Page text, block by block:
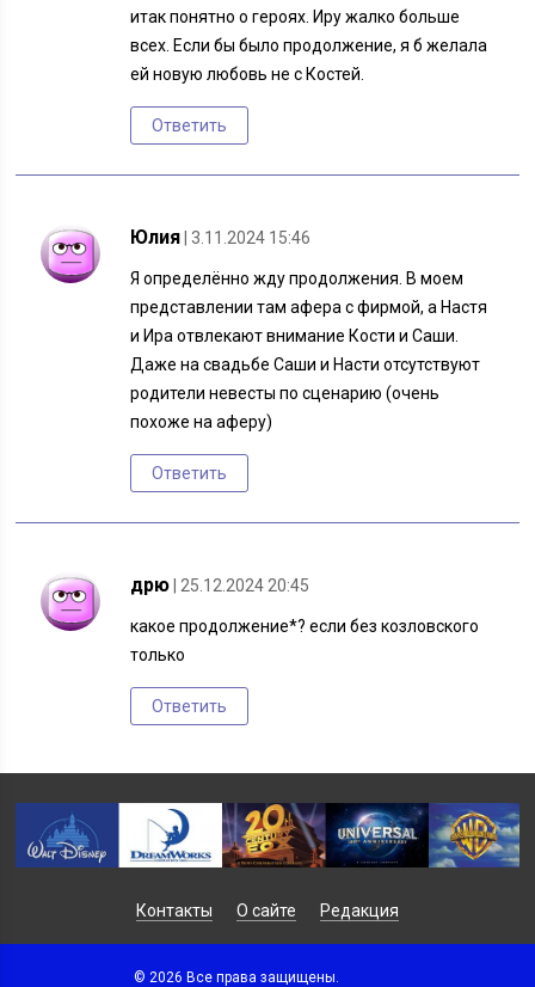
итак понятно о героях. Иру жалко больше
всех. Если бы было продолжение, я б желала
ей новую любовь не с Костей.
Ответить
Юлия | 3.11.2024 15:46
Я определённо жду продолжения. В моем
представлении там афера с фирмой, а Настя
и Ира отвлекают внимание Кости и Саши.
Даже на свадьбе Саши и Насти отсутствуют
родители невесты по сценарию (очень
похоже на аферу)
Ответить
дрю | 25.12.2024 20:45
какое продолжение*? если без козловского
только
Ответить
Контакты О сайте Редакция
© 2026 Все права защищены.